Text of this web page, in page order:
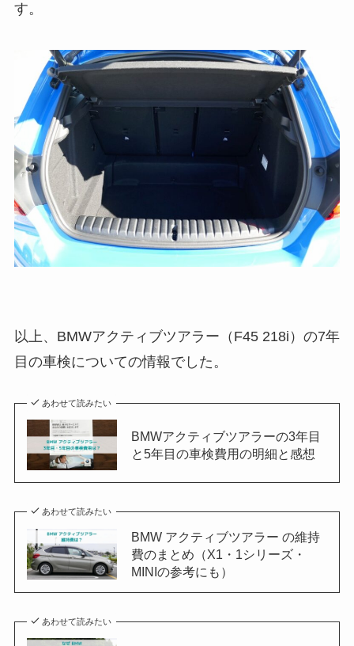
す。
以上、BMWアクティブツアラー（F45 218i）の7年
目の車検についての情報でした。
あわせて読みたい
BMWアクティブツアラーの3年目
と5年目の車検費用の明細と感想
あわせて読みたい
BMW アクティブツアラー の維持
費のまとめ（X1・1シリーズ・
MINIの参考にも）
あわせて読みたい